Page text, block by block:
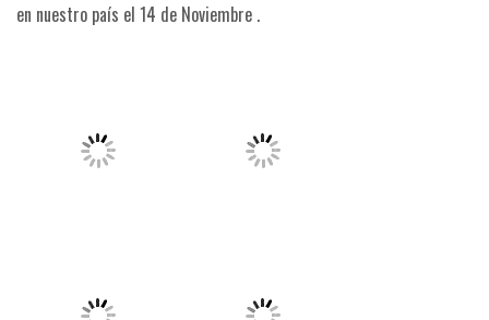
en nuestro país el 14 de Noviembre .